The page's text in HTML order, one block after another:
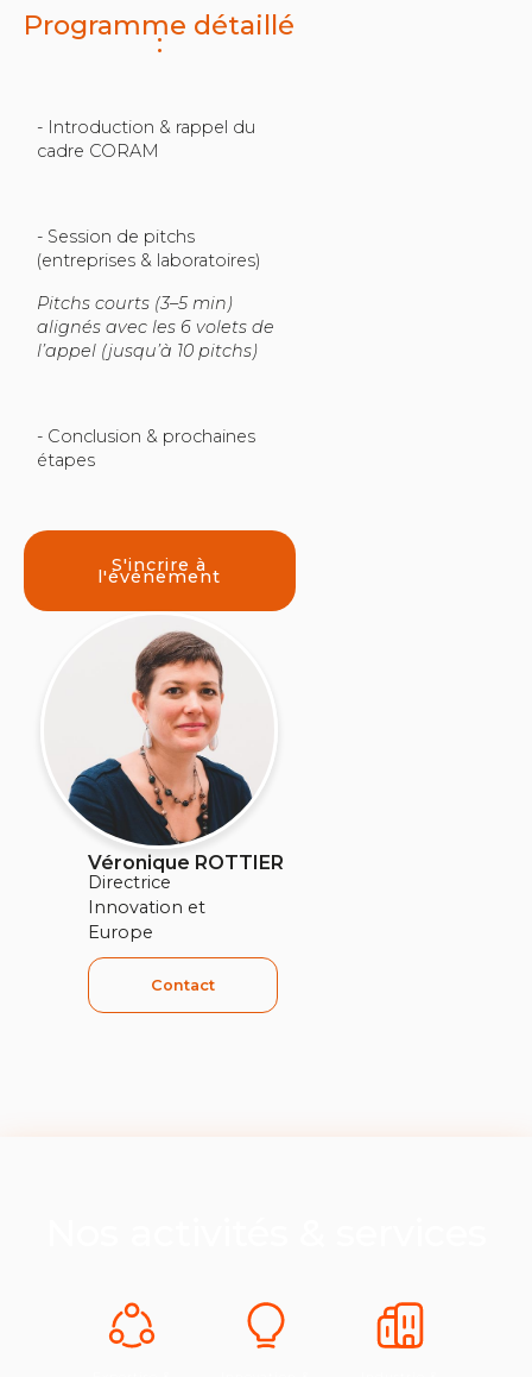
Programme détaillé
:
- Introduction & rappel du
cadre CORAM
- Session de pitchs
(entreprises & laboratoires)
Pitchs courts (3–5 min)
alignés avec les 6 volets de
l’appel (jusqu’à 10 pitchs)
- Conclusion & prochaines
étapes
S'incrire à
l'événement
Véronique ROTTIER
Directrice
Innovation et
Europe
Contact